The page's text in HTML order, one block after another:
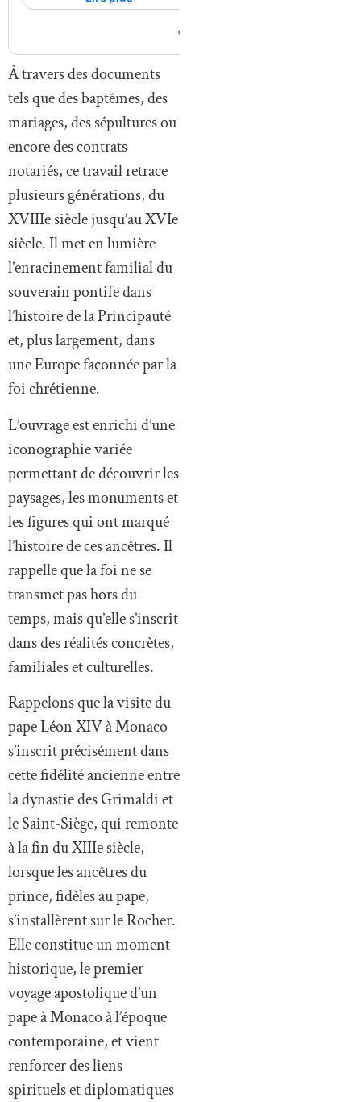
À travers des documents
tels que des baptêmes, des
mariages, des sépultures ou
encore des contrats
notariés, ce travail retrace
plusieurs générations, du
XVIIIe siècle jusqu’au XVIe
siècle. Il met en lumière
l’enracinement familial du
souverain pontife dans
l’histoire de la Principauté
et, plus largement, dans
une Europe façonnée par la
foi chrétienne.
L’ouvrage est enrichi d’une
iconographie variée
permettant de découvrir les
paysages, les monuments et
les figures qui ont marqué
l’histoire de ces ancêtres. Il
rappelle que la foi ne se
transmet pas hors du
temps, mais qu’elle s’inscrit
dans des réalités concrètes,
familiales et culturelles.
Rappelons que la visite du
pape Léon XIV à Monaco
s’inscrit précisément dans
cette fidélité ancienne entre
la dynastie des Grimaldi et
le Saint-Siège, qui remonte
à la fin du XIIIe siècle,
lorsque les ancêtres du
prince, fidèles au pape,
s’installèrent sur le Rocher.
Elle constitue un moment
historique, le premier
voyage apostolique d’un
pape à Monaco à l’époque
contemporaine, et vient
renforcer des liens
spirituels et diplomatiques